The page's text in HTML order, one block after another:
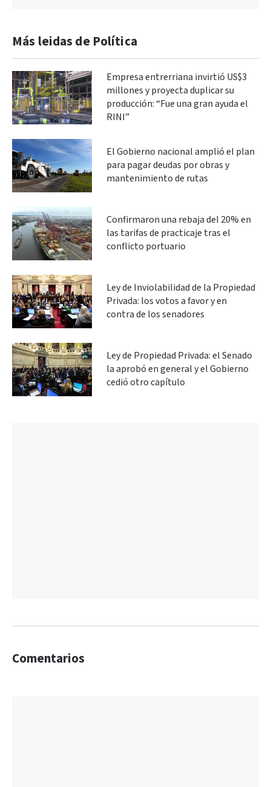
Más leidas de Política
Empresa entrerriana invirtió US$3
millones y proyecta duplicar su
producción: “Fue una gran ayuda el
RINI”
El Gobierno nacional amplió el plan
para pagar deudas por obras y
mantenimiento de rutas
Confirmaron una rebaja del 20% en
las tarifas de practicaje tras el
conflicto portuario
Ley de Inviolabilidad de la Propiedad
Privada: los votos a favor y en
contra de los senadores
Ley de Propiedad Privada: el Senado
la aprobó en general y el Gobierno
cedió otro capítulo
Comentarios